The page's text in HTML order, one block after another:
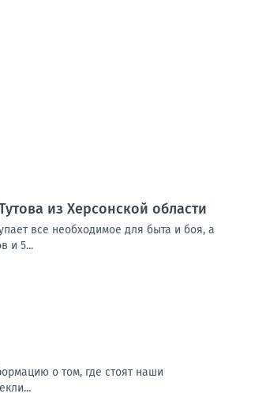
из Херсонской области
все необходимое для быта и боя, а
и 5...
о том, где стоят наши